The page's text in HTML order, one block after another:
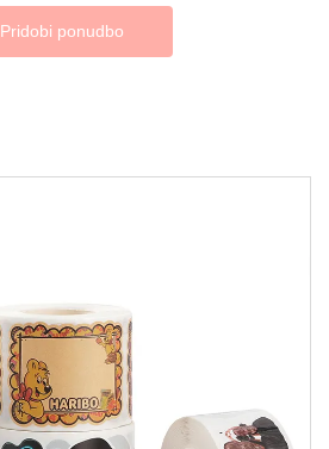
Pridobi ponudbo